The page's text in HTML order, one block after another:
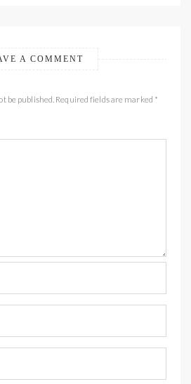
A COMMENT
be published. Required fields are marked *